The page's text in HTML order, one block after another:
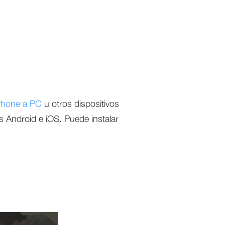
a PC u otros dispositivos
Android e iOS. Puede instalar